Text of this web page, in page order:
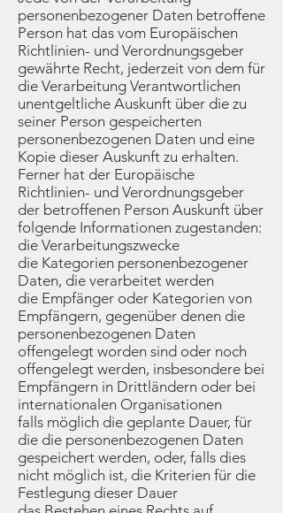
personenbezogener Daten betroffene
Person hat das vom Europäischen
Richtlinien- und Verordnungsgeber
gewährte Recht, jederzeit von dem für
die Verarbeitung Verantwortlichen
unentgeltliche Auskunft über die zu
seiner Person gespeicherten
personenbezogenen Daten und eine
Kopie dieser Auskunft zu erhalten.
Ferner hat der Europäische
Richtlinien- und Verordnungsgeber
der betroffenen Person Auskunft über
folgende Informationen zugestanden:
die Verarbeitungszwecke
die Kategorien personenbezogener
Daten, die verarbeitet werden
die Empfänger oder Kategorien von
Empfängern, gegenüber denen die
personenbezogenen Daten
offengelegt worden sind oder noch
offengelegt werden, insbesondere bei
Empfängern in Drittländern oder bei
internationalen Organisationen
falls möglich die geplante Dauer, für
die die personenbezogenen Daten
gespeichert werden, oder, falls dies
nicht möglich ist, die Kriterien für die
Festlegung dieser Dauer